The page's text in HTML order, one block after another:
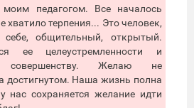
моим педагогом. Все началось
хватило терпения... Это человек,
общительный, открытый.
ее целеустремленности и
Желаю не
достигнутом. Наша жизнь полна
нас сохраняется желание идти